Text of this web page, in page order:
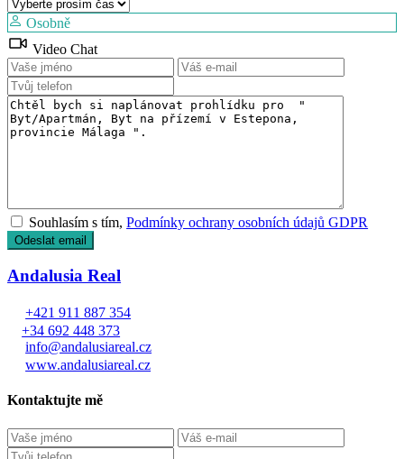
Osobně
Video Chat
Souhlasím s tím,Podmínky ochrany osobních údajů GDPR
Andalusia Real
+421 911 887 354
+34 692 448 373
info@andalusiareal.cz
www.andalusiareal.cz
Kontaktujte mě